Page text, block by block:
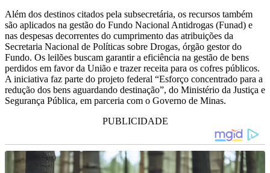
Além dos destinos citados pela subsecretária, os recursos também
são aplicados na gestão do Fundo Nacional Antidrogas (Funad) e
nas despesas decorrentes do cumprimento das atribuições da
Secretaria Nacional de Políticas sobre Drogas, órgão gestor do
Fundo. Os leilões buscam garantir a eficiência na gestão de bens
perdidos em favor da União e trazer receita para os cofres públicos.
A iniciativa faz parte do projeto federal “Esforço concentrado para a
redução dos bens aguardando destinação”, do Ministério da Justiça e
Segurança Pública, em parceria com o Governo de Minas.
PUBLICIDADE